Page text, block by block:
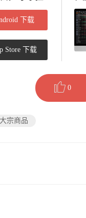
下载
Store 下载
0
大宗商品